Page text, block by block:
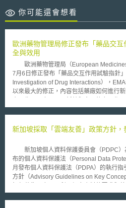
你可能還會想看
歐洲藥物管理局修正發布「藥品交
全與效用
歐洲藥物管理局（European
7月6日修正發布「藥品交互作用試驗指針
Investigation of Drug Interactions），
以來最大的修正，內容包括藥廠如何進行
驗指針」內容包括用藥建議方案，其乃基
方案也包括在內。 EMA表示，新的修正內容使「藥品交互作用試驗指
素觸發技術（enzyme induction）與藥物
互作用上的科學進展。 藥物交互作用對於用藥的安全與效用極為重
要，許多病人，尤其是年長者經常需要同
作用而產生的負作用（adverse effects）
新加坡採取「雲端友善」政策方針，
新加坡個人資料保護委員會（PDPC）
布的個人資料保護法（Personal Data
月發布個人資料保護法（PDPA）的執行
方針（Advisory Guidelines on Key
例。執行指引文件的發布，是源自於公眾